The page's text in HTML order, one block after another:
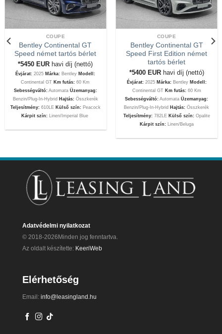
COUPE
Bentley Continental GT
Speed német tartós bérlet
*5450 EUR havi díj (nettó)
Évjárat: 2025 Márka: Bentley Modell:
Continental GT Km futás:60 Km
Sebességváltó:Automata Üzemanyag:
Benzin/Plug-In-Hybrid Hajtás:Összkerék
Teljesítmény:610LE Külső szín: Peacock
Kárpit szín:Linen/Imperial Blue
COUPE
Bentley Continental GT
Speed First Edition német
tartós bérlet
*5400 EUR havi díj (nettó)
Évjárat:2025 Márka:Bentley Modell:
Continental GT Km futás: 60 Km
Sebességváltó: AutomataÜzemanyag:
Benzin/Plug-In-Hybrid Hajtás: Összkerék
Teljesítmény:782LE Külső szín: Opalite
Kárpit szín:Linen/Beluga
Adatvédelmi nyilatkozat
© 2018-2026Minden jog fenntartva.
Az oldalt készítette: KeeriWeb
Elérhetőség
Email: info@leasingland.hu